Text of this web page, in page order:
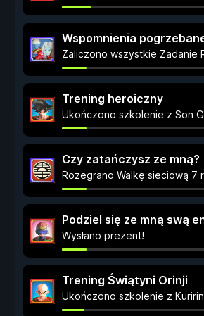
Wspomnienia
Zaliczono wszystkie Zadanie
Trening heroiczny
Ukończono szkolenie z Son
Czy zatańczysz ze mną?
Rozegrano Walkę sieciową 7
Podziel się ze mną swą
Wysłano prezent!
Trening Świątyni Orinji
Ukończono szkolenie z